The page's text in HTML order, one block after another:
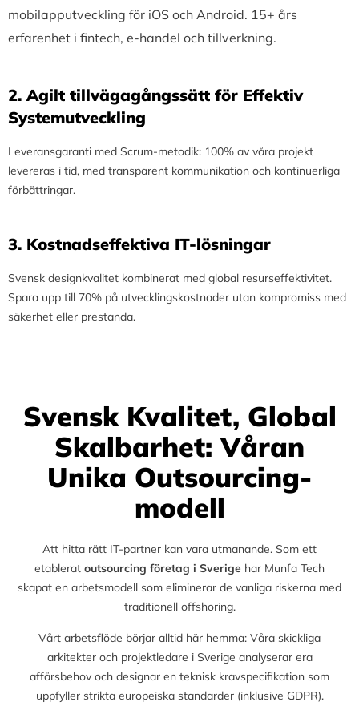
mobilapputveckling för iOS och Android. 15+ års
erfarenhet i fintech, e-handel och tillverkning.
2.⁠ ⁠Agilt tillvägagångssätt för Effektiv
Systemutveckling
Leveransgaranti med Scrum-metodik: 100% av våra projekt
levereras i tid, med transparent kommunikation och kontinuerliga
förbättringar.
3.⁠ ⁠Kostnadseffektiva IT-lösningar
Svensk designkvalitet kombinerat med global resurseffektivitet.
Spara upp till 70% på utvecklingskostnader utan kompromiss med
säkerhet eller prestanda.
Svensk Kvalitet, Global
Skalbarhet: Våran
Unika Outsourcing-
modell
Att hitta rätt IT-partner kan vara utmanande. Som ett
etablerat outsourcing företag i Sverige har Munfa Tech
skapat en arbetsmodell som eliminerar de vanliga riskerna med
traditionell offshoring.
Vårt arbetsflöde börjar alltid här hemma: Våra skickliga
arkitekter och projektledare i Sverige analyserar era
affärsbehov och designar en teknisk kravspecifikation som
uppfyller strikta europeiska standarder (inklusive GDPR).